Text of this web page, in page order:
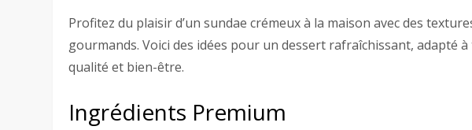
Profitez du plaisir d’un sundae crémeux à la maison avec des
gourmands. Voici des idées pour un dessert rafraîchissant, adapté
qualité et bien-être.
Ingrédients Premium